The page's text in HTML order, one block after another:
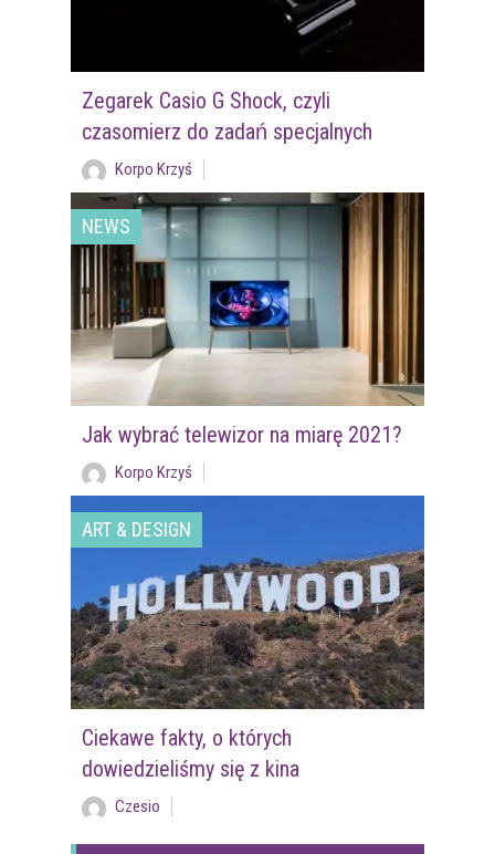
Zegarek Casio G Shock, czyli
czasomierz do zadań specjalnych
Korpo Krzyś
NEWS
Jak wybrać telewizor na miarę 2021?
Korpo Krzyś
ART & DESIGN
Ciekawe fakty, o których
dowiedzieliśmy się z kina
Czesio